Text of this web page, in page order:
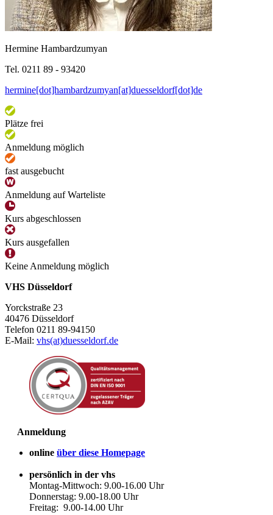
Hermine Hambardzumyan
Tel. 0211 89 - 93420
hermine[dot]hambardzumyan[at]duesseldorf[dot]de
Plätze frei
Anmeldung möglich
fast ausgebucht
Anmeldung auf Warteliste
Kurs abgeschlossen
Kurs ausgefallen
Keine Anmeldung möglich
VHS Düsseldorf
Yorckstraße 23
40476 Düsseldorf
Telefon 0211 89-94150
E-Mail: vhs(at)duesseldorf.de
Anmeldung
online über diese Homepage
persönlich in der vhs
Montag-Mittwoch: 9.00-16.00 Uhr
Donnerstag: 9.00-18.00 Uhr
Freitag: 9.00-14.00 Uhr